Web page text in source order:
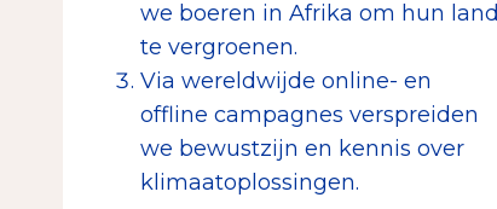
we boeren in Afrika om hun land
te vergroenen.
Via wereldwijde online- en
offline campagnes verspreiden
we bewustzijn en kennis over
klimaatoplossingen.